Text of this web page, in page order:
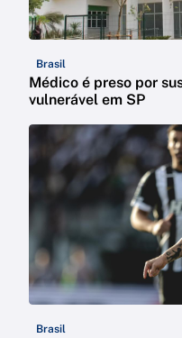
Brasil
Médico é preso por
vulnerável em SP
Brasil